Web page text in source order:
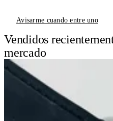
Avisarme cuando entre uno
Vendidos
mercado